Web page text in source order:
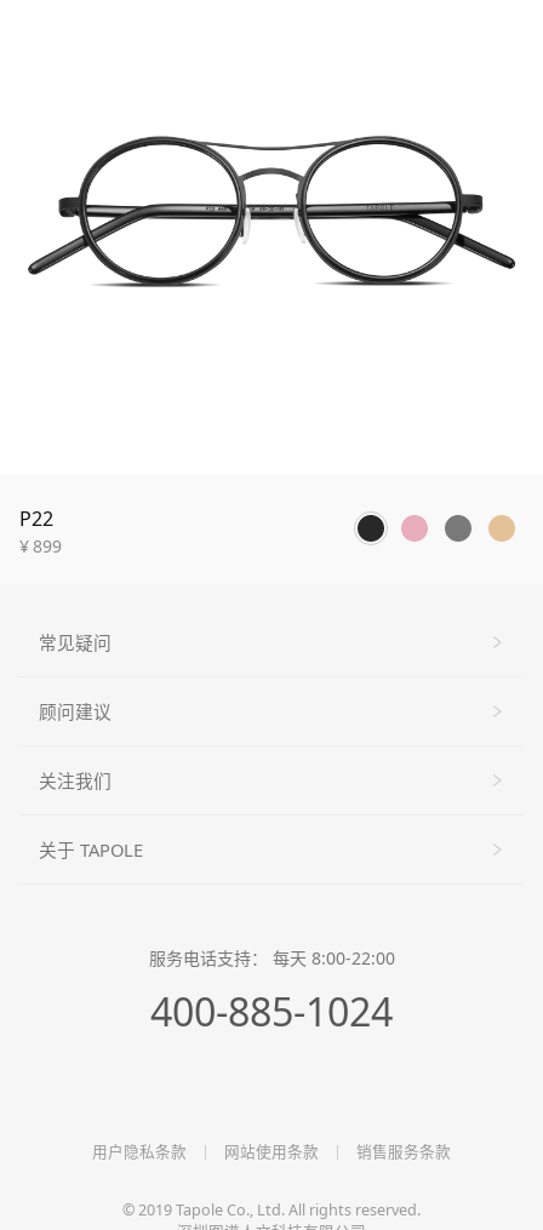
P22
¥899
常见疑问
顾问建议
关注我们
关于 TAPOLE
服务电话支持： 每天 8:00-22:00
400-885-1024
用户隐私条款 网站使用条款 销售服务条款
© 2019 Tapole Co., Ltd. All rights reserved.